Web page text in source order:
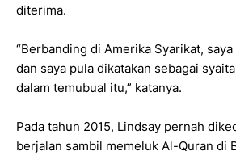
diterima.
“Berbanding di Amerika Syarikat,
dan saya pula dikatakan sebagai
dalam temubual itu,” katanya.
Pada tahun 2015, Lindsay pernah
berjalan sambil memeluk Al-Quran di